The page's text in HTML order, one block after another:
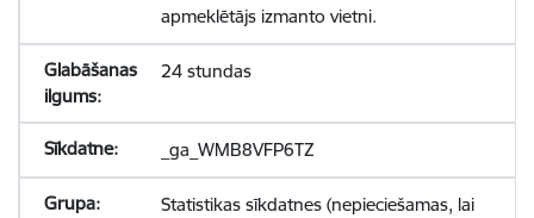
apmeklētājs izmanto vietni.
24 stundas
_ga_WMB8VFP6TZ
Statistikas sīkdatnes (nepieciešamas, lai